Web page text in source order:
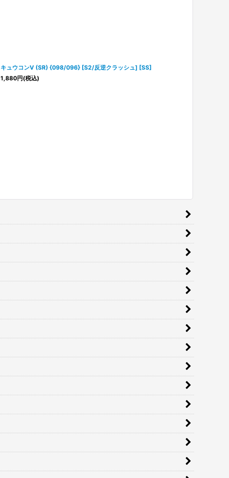
キュウコンV (SR) {098/096} [S2/反逆クラッシュ] [SS]
1,880円(税込)